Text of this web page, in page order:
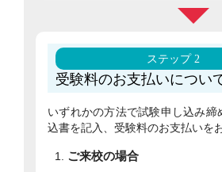
ステップ 2
受験料のお支払いについ
いずれかの方法で試験申し込み締
込書を記入、受験料のお支払いを
ご来校の場合